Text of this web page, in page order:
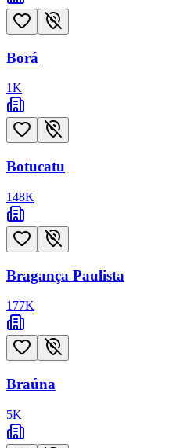
Borá
1K
Botucatu
148K
Bragança Paulista
177K
Braúna
5K